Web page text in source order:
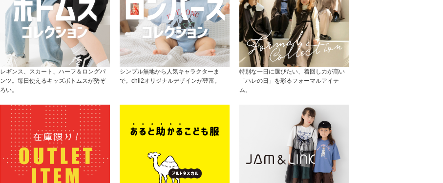
レギンス、スカート、ハーフ＆ロングパ
ンツ。毎日使えるキッズボトムスが勢ぞ
ろい。
シンプル無地から人気キャラクターま
で。chil2オリジナルデザインが豊富。
特別な一日に選びたい、着回し力が高い
「ハレの日」を彩るフォーマルアイテ
ム。